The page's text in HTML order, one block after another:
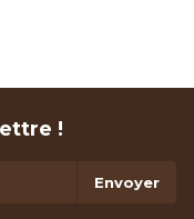
!
Envoyer